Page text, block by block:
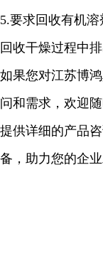
5.要求回收有机
回收干燥过程中
如果您对江苏博
问和需求，欢迎
提供详细的产品
备，助力您的企